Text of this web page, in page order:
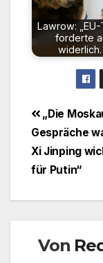
Lawrow: „EU-
forderte
„Die
Gespräche
Xi Jinping
für Putin“
Von